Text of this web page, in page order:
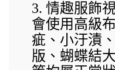
3. 情趣服飾
會使用高級
疵、小汙漬
版、蝴蝶結